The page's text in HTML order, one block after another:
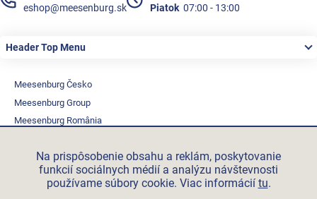
Na prispôsobenie obsahu a reklám, poskytovanie
funkcií sociálnych médií a analýzu návštevnosti
používame súbory cookie. Viac informácií tu.
eshop@meesenburg.sk
Piatok 07:00 - 13:00
Header Top Menu
Meesenburg Česko
Meesenburg Group
Meesenburg România
Triotherm.cz
Stroxx.cz